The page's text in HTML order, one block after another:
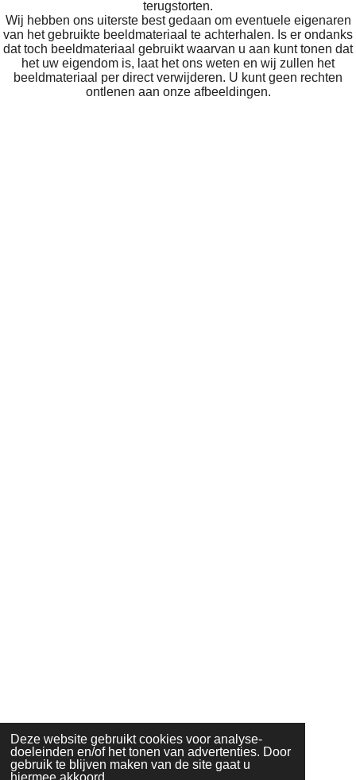
Deze website gebruikt cookies voor analyse-
doeleinden en/of het tonen van advertenties. Door
gebruik te blijven maken van de site gaat u
terugstorten.
Wij hebben ons uiterste best gedaan om eventuele eigenaren
van het gebruikte beeldmateriaal te achterhalen. Is er ondanks
dat toch beeldmateriaal gebruikt waarvan u aan kunt tonen dat
het uw eigendom is, laat het ons weten en wij zullen het
beeldmateriaal per direct verwijderen. U kunt geen rechten
ontlenen aan onze afbeeldingen.